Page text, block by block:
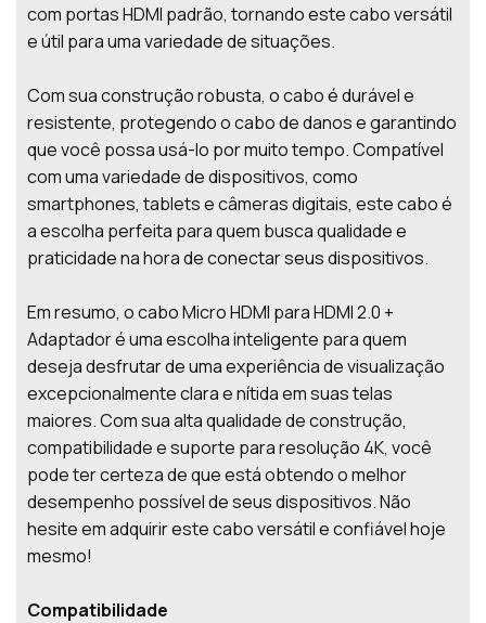
com portas HDMI padrão, tornando este cabo versátil
e útil para uma variedade de situações.
Com sua construção robusta, o cabo é durável e
resistente, protegendo o cabo de danos e garantindo
que você possa usá-lo por muito tempo. Compatível
com uma variedade de dispositivos, como
smartphones, tablets e câmeras digitais, este cabo é
a escolha perfeita para quem busca qualidade e
praticidade na hora de conectar seus dispositivos.
Em resumo, o cabo Micro HDMI para HDMI 2.0 +
Adaptador é uma escolha inteligente para quem
deseja desfrutar de uma experiência de visualização
excepcionalmente clara e nítida em suas telas
maiores. Com sua alta qualidade de construção,
compatibilidade e suporte para resolução 4K, você
pode ter certeza de que está obtendo o melhor
desempenho possível de seus dispositivos. Não
hesite em adquirir este cabo versátil e confiável hoje
mesmo!
Compatibilidade